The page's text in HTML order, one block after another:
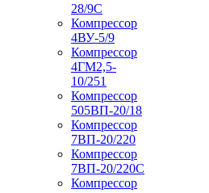
28/9С
Компрессор
4ВУ-5/9
Компрессор
4ГМ2,5-
10/251
Компрессор
505ВП-20/18
Компрессор
7ВП-20/220
Компрессор
7ВП-20/220С
Компрессор